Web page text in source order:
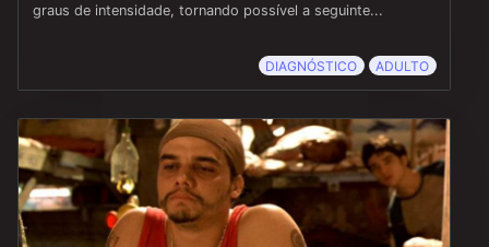
graus de intensidade, tornando possível a seguinte...
DIAGNÓSTICO ADULTO